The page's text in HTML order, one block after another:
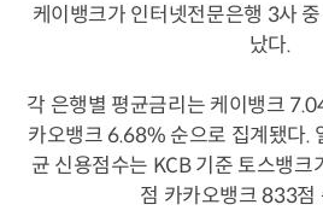
케이뱅크가 인터넷전문은행 3사
났다.
각 은행별 평균금리는 케이뱅크
카오뱅크 6.68% 순으로 집계됐다.
균 신용점수는 KCB 기준 토스뱅
점 카카오뱅크 833점